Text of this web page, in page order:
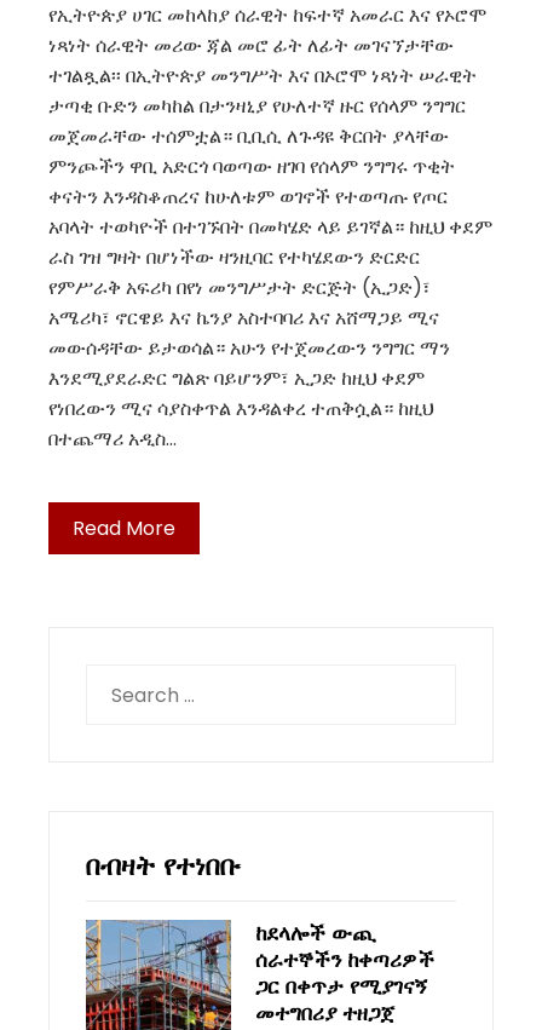
የኢትዮጵያ ሀገር መከላከያ ሰራዊት ከፍተኛ አመራር እና የኦሮሞ
ነጻነት ሰራዊት መሪው ጃል መሮ ፊት ለፊት መገናኘታቸው
ተገልጿል፡፡ በኢትዮጵያ መንግሥት እና በኦሮሞ ነጻነት ሠራዊት
ታጣቂ ቡድን መካከል በታንዛኒያ የሁለተኛ ዙር የሰላም ንግግር
መጀመራቸው ተሰምቷል። ቢቢሲ ለጉዳዩ ቅርበት ያላቸው
ምንጮችን ዋቢ አድርጎ ባወጣው ዘገባ የሰላም ንግግሩ ጥቂት
ቀናትን እንዳስቆጠረና ከሁለቱም ወገኖች የተወጣጡ የጦር
አባላት ተወካዮች በተገኙበት በመካሄድ ላይ ይገኛል። ከዚህ ቀደም
ራስ ገዝ ግዛት በሆነችው ዛንዚባር የተካሄደውን ድርድር
የምሥራቅ አፍሪካ በየነ መንግሥታት ድርጅት (ኢጋድ)፣
አሜሪካ፣ ኖርዌይ እና ኬንያ አስተባባሪ እና አሸማጋይ ሚና
መውሰዳቸው ይታወሳል። አሁን የተጀመረውን ንግግር ማን
እንደሚያደራድር ግልጽ ባይሆንም፣ ኢጋድ ከዚህ ቀደም
የነበረውን ሚና ሳያስቀጥል እንዳልቀረ ተጠቅሷል። ከዚህ
በተጨማሪ አዲስ…
Read More
for:
በብዛት የተነበቡ
ከደላሎች ውጪ
ሰራተኞችን ከቀጣሪዎች
ጋር በቀጥታ የሚያገናኝ
መተግበሪያ ተዘጋጀ